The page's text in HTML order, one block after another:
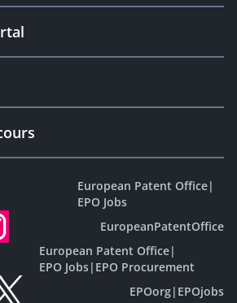
European Patent Office|
EPO Jobs
EuropeanPatentOffice
European Patent Office|
EPO Jobs| EPO Procurement
EPOorg| EPOjobs